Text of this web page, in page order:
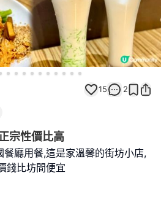
15 2
宗性價比高
廳用餐,這是家溫馨的街坊小店,
錢比坊間便宜